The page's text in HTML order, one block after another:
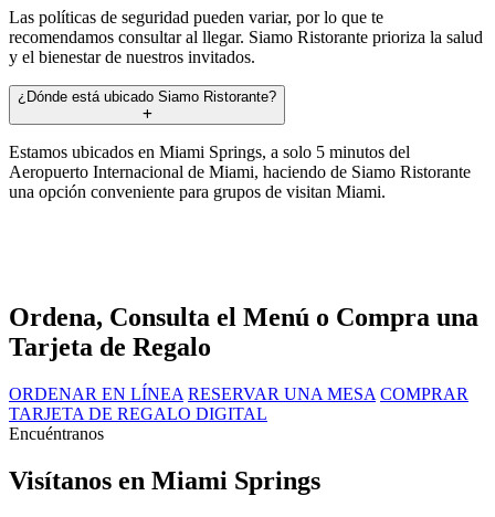
Las políticas de seguridad pueden variar, por lo que te
recomendamos consultar al llegar. Siamo Ristorante prioriza la salud
y el bienestar de nuestros invitados.
¿Dónde está ubicado Siamo Ristorante?
Estamos ubicados en Miami Springs, a solo 5 minutos del
Aeropuerto Internacional de Miami, haciendo de Siamo Ristorante
una opción conveniente para grupos de visitan Miami.
Ordena, Consulta el Menú o Compra una
Tarjeta de Regalo
ORDENAR EN LÍNEA RESERVAR UNA MESA COMPRAR
TARJETA DE REGALO DIGITAL
Encuéntranos
Visítanos en Miami Springs